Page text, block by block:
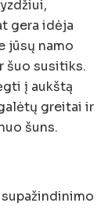
gera idėja
jūsų namo
šuo susitiks.
į aukštą
greitai ir
šuns.